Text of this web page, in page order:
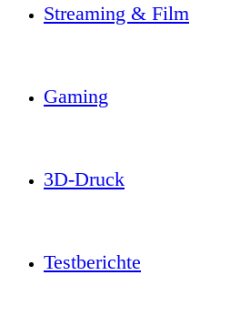
Streaming & Film
Gaming
3D-Druck
Testberichte